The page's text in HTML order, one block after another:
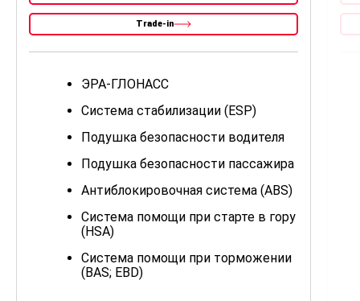
Trade-in
ЭРА-ГЛОНАСС
Система стабилизации (ESP)
Подушка безопасности водителя
Подушка безопасности пассажира
Антиблокировочная система (ABS)
Система помощи при старте в гору
(HSA)
Система помощи при торможении
(BAS; EBD)